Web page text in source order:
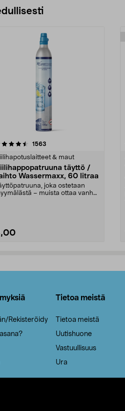
1563
& maut
täyttö /
Wassermaxx, 60 litraa
joka ostetaan
– muista ottaa vanha
4.5viidestä
Rekisteröidy
Tietoa meistä
Tietoa meistä
Uutishuone
Vastuullisuus
Ura